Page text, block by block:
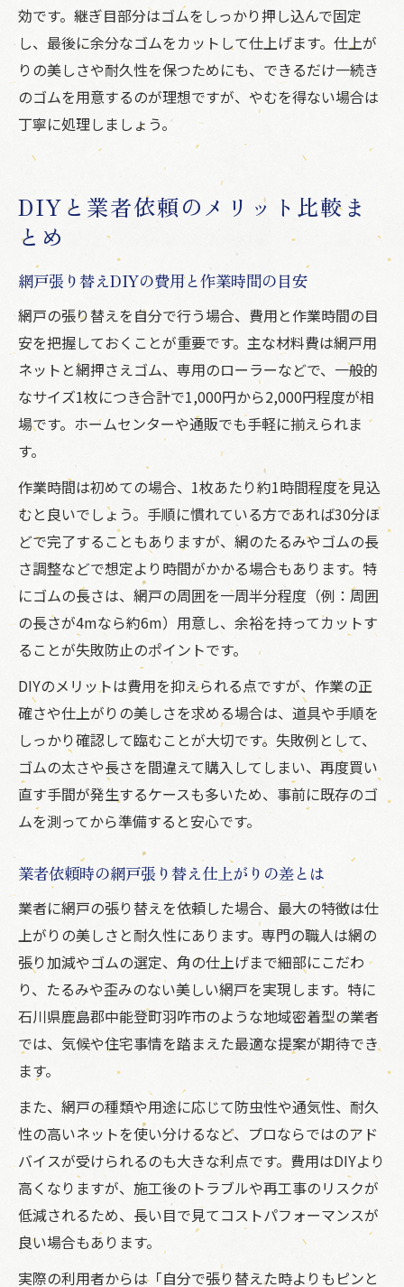
効です。継ぎ目部分はゴムをしっかり押し込んで固定
し、最後に余分なゴムをカットして仕上げます。仕上が
りの美しさや耐久性を保つためにも、できるだけ一続き
のゴムを用意するのが理想ですが、やむを得ない場合は
丁寧に処理しましょう。
DIYと業者依頼のメリット比較ま
とめ
網戸張り替えDIYの費用と作業時間の目安
網戸の張り替えを自分で行う場合、費用と作業時間の目
安を把握しておくことが重要です。主な材料費は網戸用
ネットと網押さえゴム、専用のローラーなどで、一般的
なサイズ1枚につき合計で1,000円から2,000円程度が相
場です。ホームセンターや通販でも手軽に揃えられま
す。
作業時間は初めての場合、1枚あたり約1時間程度を見込
むと良いでしょう。手順に慣れている方であれば30分ほ
どで完了することもありますが、網のたるみやゴムの長
さ調整などで想定より時間がかかる場合もあります。特
にゴムの長さは、網戸の周囲を一周半分程度（例：周囲
の長さが4mなら約6m）用意し、余裕を持ってカットす
ることが失敗防止のポイントです。
DIYのメリットは費用を抑えられる点ですが、作業の正
確さや仕上がりの美しさを求める場合は、道具や手順を
しっかり確認して臨むことが大切です。失敗例として、
ゴムの太さや長さを間違えて購入してしまい、再度買い
直す手間が発生するケースも多いため、事前に既存のゴ
ムを測ってから準備すると安心です。
業者依頼時の網戸張り替え仕上がりの差とは
業者に網戸の張り替えを依頼した場合、最大の特徴は仕
上がりの美しさと耐久性にあります。専門の職人は網の
張り加減やゴムの選定、角の仕上げまで細部にこだわ
り、たるみや歪みのない美しい網戸を実現します。特に
石川県鹿島郡中能登町羽咋市のような地域密着型の業者
では、気候や住宅事情を踏まえた最適な提案が期待でき
ます。
また、網戸の種類や用途に応じて防虫性や通気性、耐久
性の高いネットを使い分けるなど、プロならではのアド
バイスが受けられるのも大きな利点です。費用はDIYより
高くなりますが、施工後のトラブルや再工事のリスクが
低減されるため、長い目で見てコストパフォーマンスが
良い場合もあります。
実際の利用者からは「自分で張り替えた時よりもピンと